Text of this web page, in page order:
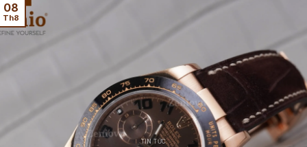
TIN TỨC
08
Th8